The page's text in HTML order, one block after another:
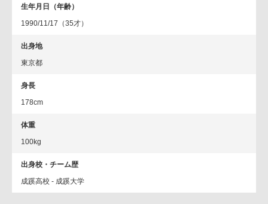
生年月日（年齢）
1990/11/17（35才）
出身地
東京都
身長
178cm
体重
100kg
出身校・チーム歴
成蹊高校 - 成蹊大学